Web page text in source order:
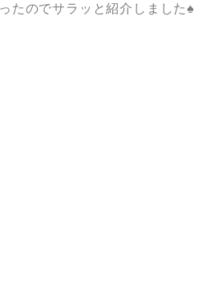
たのでサラッと紹介しました♠